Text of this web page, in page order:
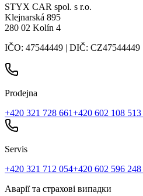
STYX CAR spol. s r.o.
Klejnarská 895
280 02 Kolín 4
IČO: 47544449 | DIČ: CZ47544449
Prodejna
+420 321 728 661+420 602 108 513
Servis
+420 321 712 054+420 602 596 248
Аварії та страхові випадки